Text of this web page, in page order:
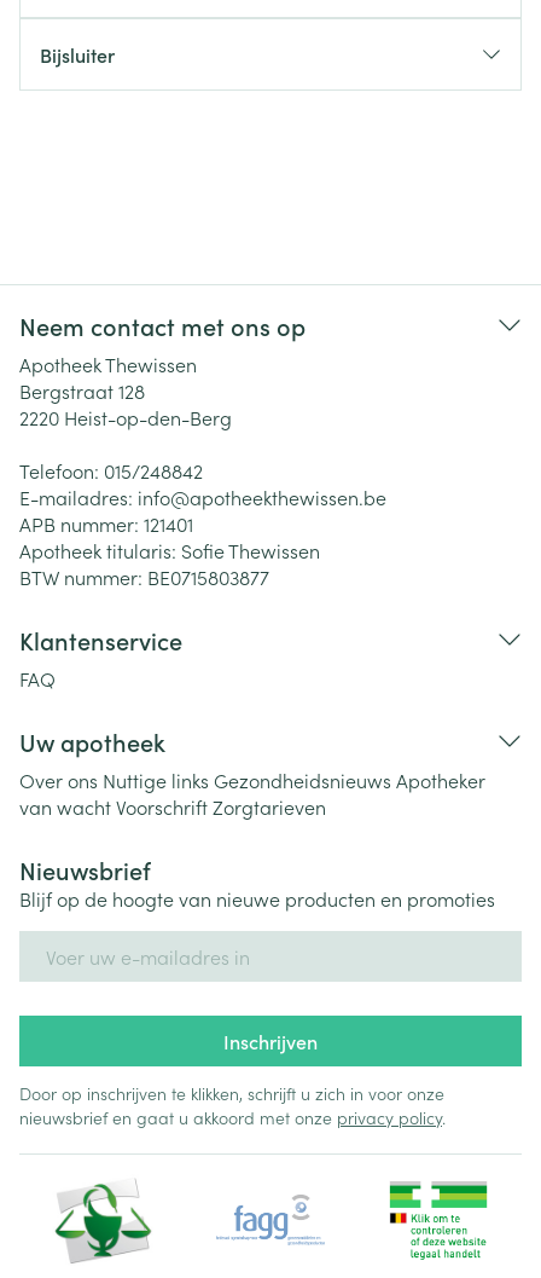
Bijsluiter
Neem contact met ons op
Apotheek Thewissen
Bergstraat 128
2220 Heist-op-den-Berg
Telefoon: 015/248842
E-mailadres: info@apotheekthewissen.be
APB nummer: 121401
Apotheek titularis: Sofie Thewissen
BTW nummer: BE0715803877
Klantenservice
FAQ
Uw apotheek
Over ons Nuttige links Gezondheidsnieuws Apotheker
van wachtVoorschriftZorgtarieven
Nieuwsbrief
Blijf op de hoogte van nieuwe producten en promoties
Inschrijven
Door op inschrijven te klikken, schrijft u zich in voor onze
nieuwsbrief en gaat u akkoord met onze privacy policy.